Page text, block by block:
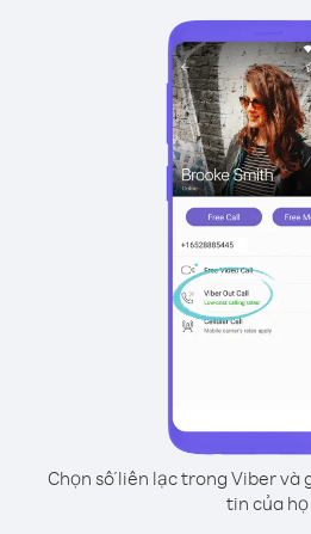
Chọn số liên lạc trong Viber và
tin của họ